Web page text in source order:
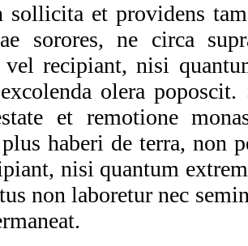
sollicita et providens
sorores, ne circa
vel recipiant, nisi
olera
et remotione
haberi de terra, non
nisi quantum
non laboretur nec